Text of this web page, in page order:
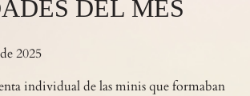
DEL MES
2025
individual de las minis que formaban